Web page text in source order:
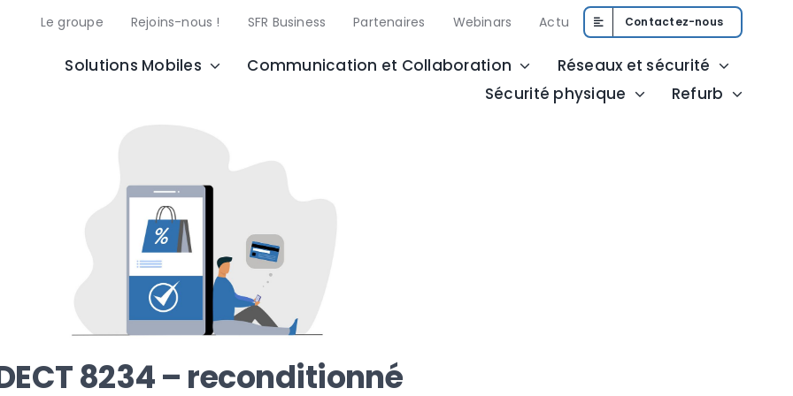
Le groupe Rejoins-nous ! SFR Business Partenaires Webinars Actu Contactez-nous
Solutions Mobiles Communication et Collaboration
Réseaux et sécurité
Sécurité physique
Refurb
8234 – reconditionné